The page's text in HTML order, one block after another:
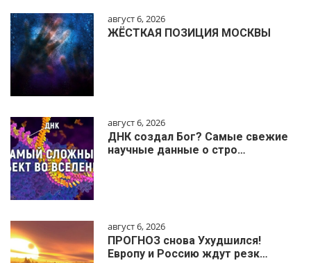
август 6, 2026
ЖЁСТКАЯ ПОЗИЦИЯ МОСКВЫ
август 6, 2026
ДНК создал Бог? Самые свежие
научные данные о стро…
август 6, 2026
ПРОГНОЗ снова Ухудшился!
Европу и Россию ждут резк…